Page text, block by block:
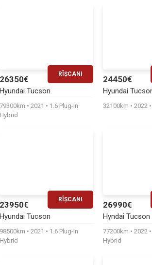
RÎȘCANI
26350€
Hyundai Tucson
79300km 2021
1.6 Plug-In
Hybrid
24450€
Hyundai
32100km 2022
RÎȘCANI
23950€
Hyundai Tucson
98500km 2021
1.6 Plug-In
Hybrid
26990€
Hyndai Tucson
77200km 2022
Hybrid